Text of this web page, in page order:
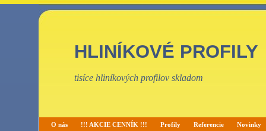
HLINÍKOVÉ PROFILY
tisíce hliníkových profilov skladom
O nás !!! AKCIE CENNÍK !!! Profily Referencie Novinky